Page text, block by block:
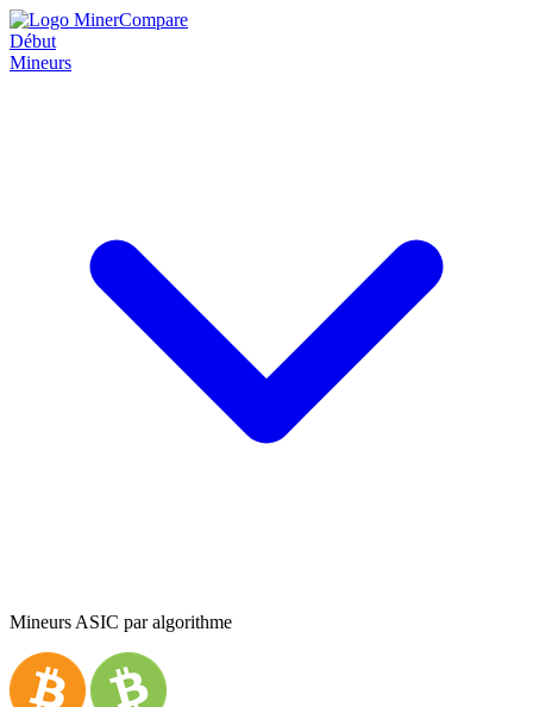
Début
Mineurs
Mineurs ASIC par algorithme